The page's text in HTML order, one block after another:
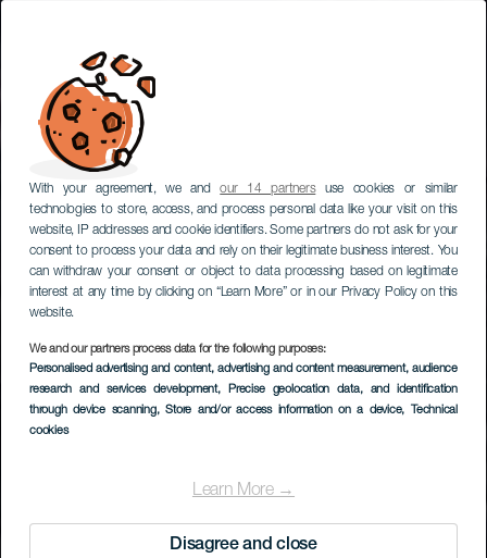
With your agreement, we andour 14 partnersuse cookies or similar
technologies to store, access, and process personal data like your visit on this
website, IP addresses and cookie identifiers. Some partners do not ask for your
consent to process your data and rely on their legitimate business interest. You
can withdraw your consent or object to data processing based on legitimate
interest at any time by clicking on “Learn More” or in our Privacy Policy on this
website.
We and our partners process data for the following purposes:
Personalised advertising and content, advertising and content measurement, audience
research and services development, Precise geolocation data, and identification
through device scanning, Store and/or access information on a device, Technical
cookies
Learn More →
Disagree and close